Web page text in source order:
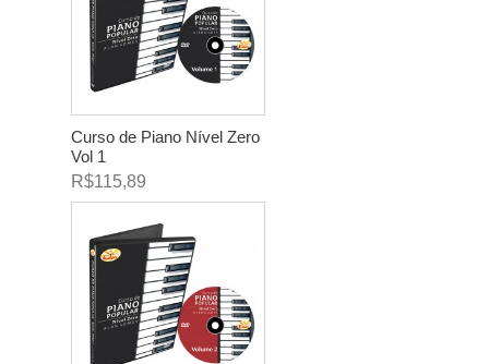
Curso de Piano Nível Zero
Vol 1
R$115,89